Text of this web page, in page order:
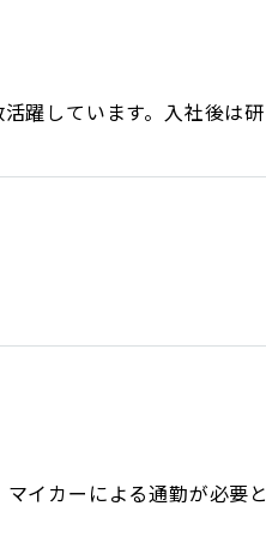
躍しています。入社後は研
イカーによる通勤が必要と